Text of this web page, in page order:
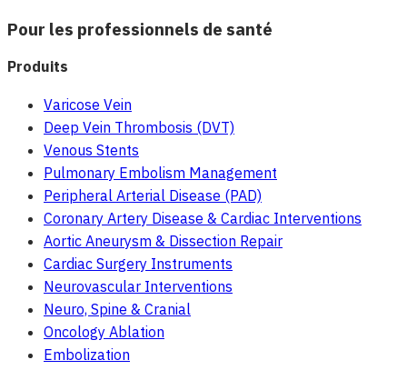
Pour les professionnels de santé
Produits
Varicose Vein
Deep Vein Thrombosis (DVT)
Venous Stents
Pulmonary Embolism Management
Peripheral Arterial Disease (PAD)
Coronary Artery Disease & Cardiac Interventions
Aortic Aneurysm & Dissection Repair
Cardiac Surgery Instruments
Neurovascular Interventions
Neuro, Spine & Cranial
Oncology Ablation
Embolization